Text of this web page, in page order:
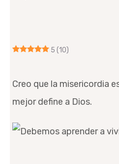
5 (10)
Creo que la misericordia
mejor define a Dios.